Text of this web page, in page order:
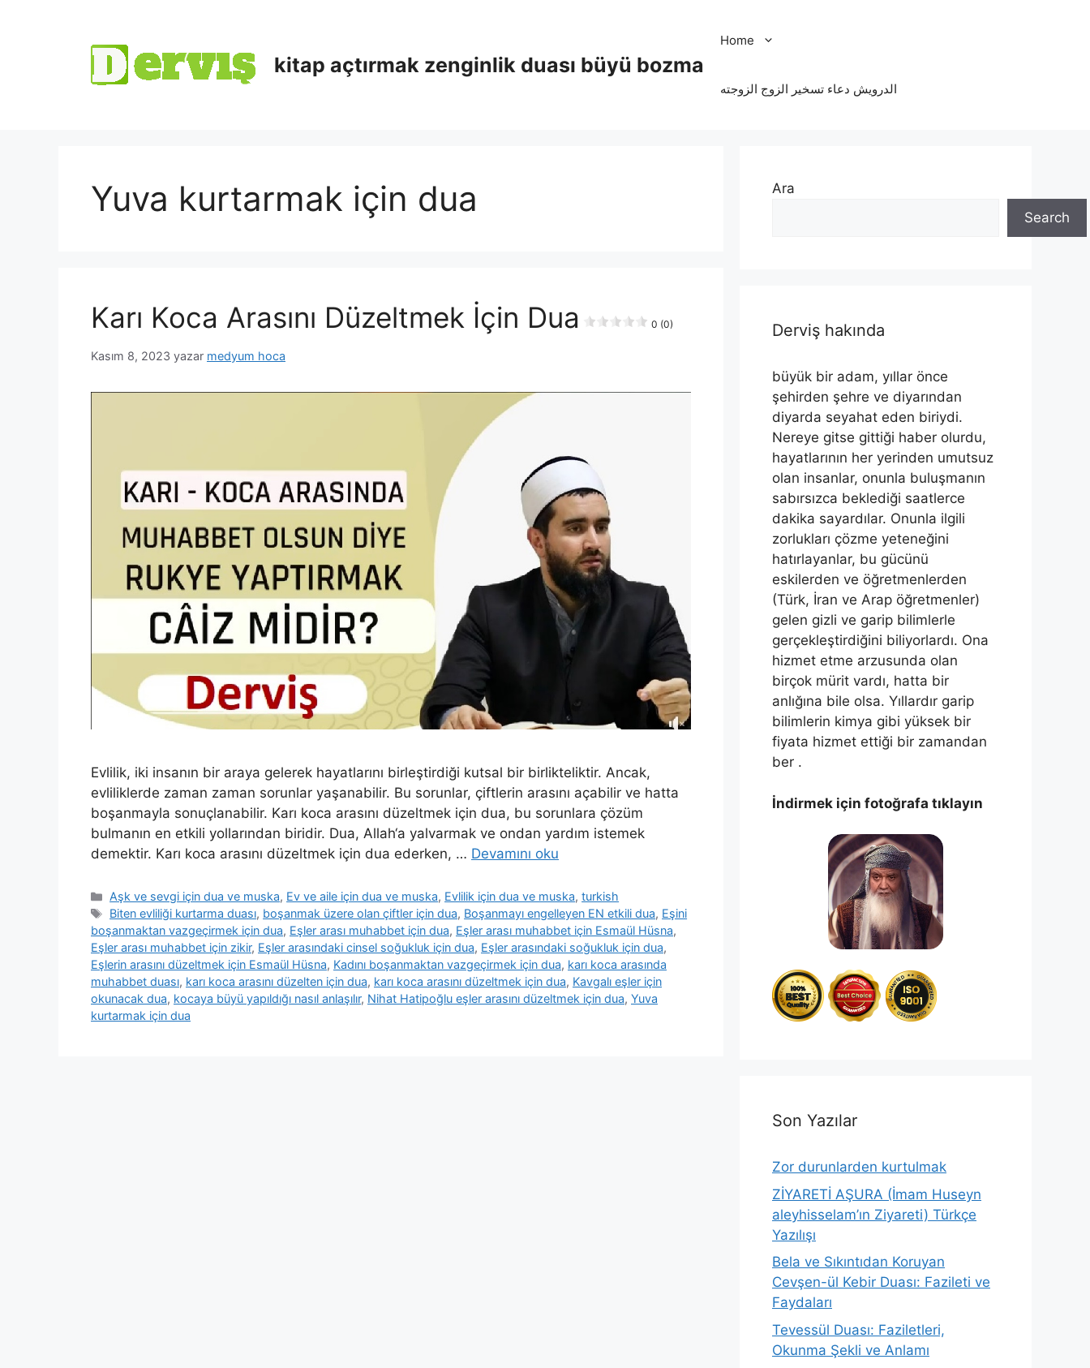
kitap açtırmak zenginlik duası büyü bozma
Home
الدرویش دعاء تسخير الزوج الزوجته
Yuva kurtarmak için dua
Karı Koca Arasını Düzeltmek İçin Dua 0 (0)
Kasım 8, 2023 yazar medyum hoca
Evlilik, iki insanın bir araya gelerek hayatlarını birleştirdiği kutsal bir birlikteliktir. Ancak,
evliliklerde zaman zaman sorunlar yaşanabilir. Bu sorunlar, çiftlerin arasını açabilir ve hatta
boşanmayla sonuçlanabilir. Karı koca arasını düzeltmek için dua, bu sorunlara çözüm
bulmanın en etkili yollarından biridir. Dua, Allah‘a yalvarmak ve ondan yardım istemek
demektir. Karı koca arasını düzeltmek için dua ederken, … Devamını oku
Aşk ve sevgi için dua ve muska, Ev ve aile için dua ve muska, Evlilik için dua ve muska,turkish
Biten evliliği kurtarma duası, boşanmak üzere olan çiftler için dua, Boşanmayı engelleyen EN etkili dua, Eşini
boşanmaktan vazgeçirmek için dua, Eşler arası muhabbet için dua, Eşler arası muhabbet için Esmaül Hüsna,
Eşler arası muhabbet için zikir, Eşler arasındaki cinsel soğukluk için dua, Eşler arasındaki soğukluk için dua,
Eşlerin arasını düzeltmek için Esmaül Hüsna, Kadını boşanmaktan vazgeçirmek için dua, karı koca arasında
muhabbet duası, karı koca arasını düzelten için dua, karı koca arasını düzeltmek için dua, Kavgalı eşler için
okunacak dua, kocaya büyü yapıldığı nasıl anlaşılır, Nihat Hatipoğlu eşler arasını düzeltmek için dua, Yuva
kurtarmak için dua
Ara
Search
Derviş hakında
büyük bir adam, yıllar önce
şehirden şehre ve diyarından
diyarda seyahat eden biriydi.
Nereye gitse gittiği haber olurdu,
hayatlarının her yerinden umutsuz
olan insanlar, onunla buluşmanın
sabırsızca beklediği saatlerce
dakika sayardılar. Onunla ilgili
zorlukları çözme yeteneğini
hatırlayanlar, bu gücünü
eskilerden ve öğretmenlerden
(Türk, İran ve Arap öğretmenler)
gelen gizli ve garip bilimlerle
gerçekleştirdiğini biliyorlardı. Ona
hizmet etme arzusunda olan
birçok mürit vardı, hatta bir
anlığına bile olsa. Yıllardır garip
bilimlerin kimya gibi yüksek bir
fiyata hizmet ettiği bir zamandan
ber .
İndirmek için fotoğrafa tıklayın
Son Yazılar
Zor durunlarden kurtulmak
ZİYARETİ AŞURA (İmam Huseyn
aleyhisselam’ın Ziyareti) Türkçe
Yazılışı
Bela ve Sıkıntıdan Koruyan
Cevşen-ül Kebir Duası: Fazileti ve
Faydaları
Tevessül Duası: Faziletleri,
Okunma Şekli ve Anlamı